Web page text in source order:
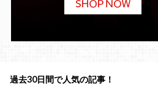
過去30日間で人気の記事！